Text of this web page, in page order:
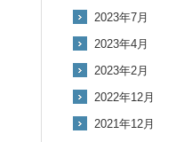
2023年7月
2023年4月
2023年2月
2022年12月
2021年12月